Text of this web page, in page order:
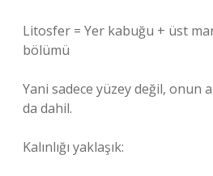
Litosfer = Yer kabuğu + üst
bölümü
Yani sadece yüzey değil, onun
da dahil.
Kalınlığı yaklaşık: